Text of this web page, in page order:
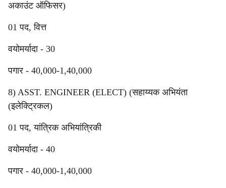
अकाउंट ऑफिसर)
01 पद, वित्त
वयोमर्यादा - 30
पगार - 40,000-1,40,000
8) ASST. ENGINEER (ELECT) (सहाय्यक अभियंता
(इलेक्ट्रिकल)
01 पद, यांत्रिक अभियांत्रिकी
वयोमर्यादा - 40
पगार - 40,000-1,40,000